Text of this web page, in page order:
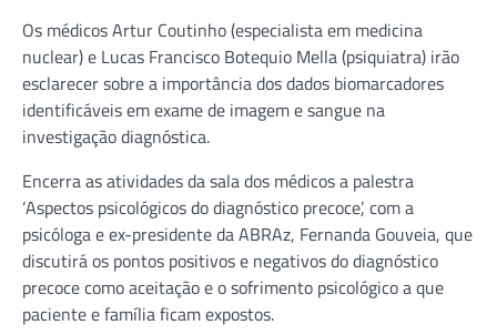
Os médicos Artur Coutinho (especialista em medicina
nuclear) e Lucas Francisco Botequio Mella (psiquiatra) irão
esclarecer sobre a importância dos dados biomarcadores
identificáveis em exame de imagem e sangue na
investigação diagnóstica.
Encerra as atividades da sala dos médicos a palestra
‘Aspectos psicológicos do diagnóstico precoce’, com a
psicóloga e ex-presidente da ABRAz, Fernanda Gouveia, que
discutirá os pontos positivos e negativos do diagnóstico
precoce como aceitação e o sofrimento psicológico a que
paciente e família ficam expostos.